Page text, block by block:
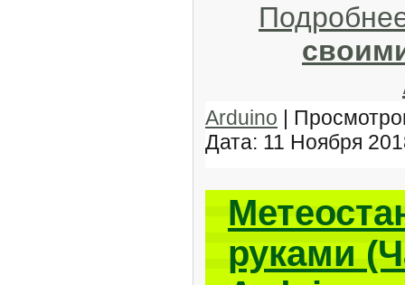
Arduino |
Дата: 11 Ноября
руками